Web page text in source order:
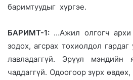
баримтуудыг хүргэе.
БАРИМТ-1: …Ажил олгогч архи
зодох, агсрах тохиолдол
лавладаггүй. Эрүүл
чаддаггүй. Одоогоор зүрх өвдөх,